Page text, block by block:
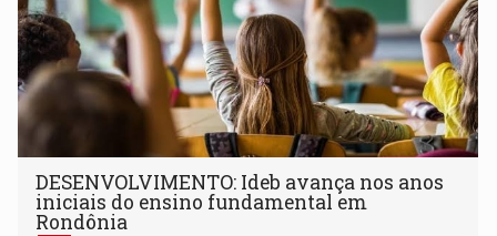
DESENVOLVIMENTO: Ideb avança nos anos
iniciais do ensino fundamental em
Rondônia